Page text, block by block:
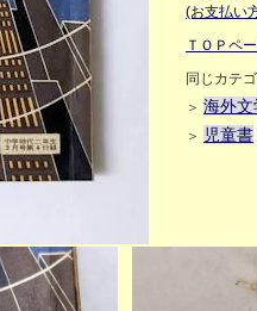
(お支払い
ＴＯＰペ
同じカテ
＞ 海外文
＞ 児童書